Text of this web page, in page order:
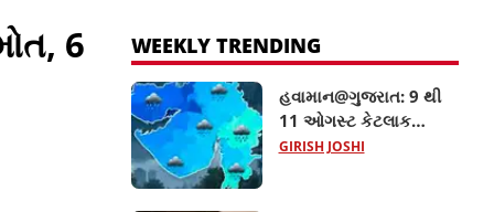
6
WEEKLY TRENDING
હવામાન@ગુજરાત: 9 થી
11 ઓગસ્ટ કેટલાક
જિલ્લાઓમાં ગાજવીજ
GIRISH JOSHI